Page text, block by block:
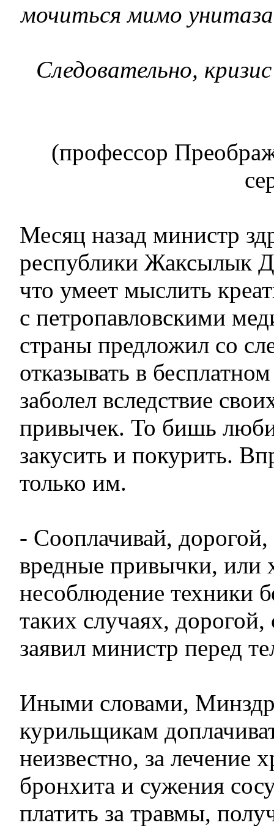
мочиться мимо
Следовательно,
(профессор
Месяц назад министр
республики Жаксылык
что умеет мыслить
с петропавловскими
страны предложил со
отказывать в
заболел вследствие
привычек. То бишь
закусить и покурить.
только им.
- Cооплачивай, дорогой,
вредные привычки, или
несоблюдение техники
таких случаях, дорогой,
заявил министр перед
Иными словами,
курильщикам
неизвестно, за лечение
бронхита и сужения
платить за травмы,